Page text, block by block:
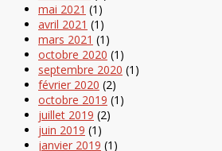
mai 2021 (1)
avril 2021 (1)
mars 2021 (1)
octobre 2020 (1)
septembre 2020 (1)
février 2020 (2)
octobre 2019 (1)
juillet 2019 (2)
juin 2019 (1)
janvier 2019 (1)